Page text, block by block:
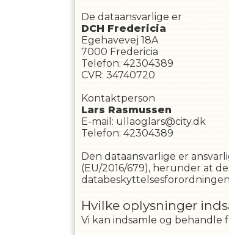
De dataansvarlige er
DCH Fredericia
Egehavevej 18A
7000 Fredericia
Telefon: 42304389
CVR: 34740720
Kontaktperson
Lars Rasmussen
E-mail : ullaoglars@city.dk
Telefon: 42304389
Den dataansvarlige er
(EU/2016/679), herunder at
Hvilke oplysninger
Vi kan indsamle og